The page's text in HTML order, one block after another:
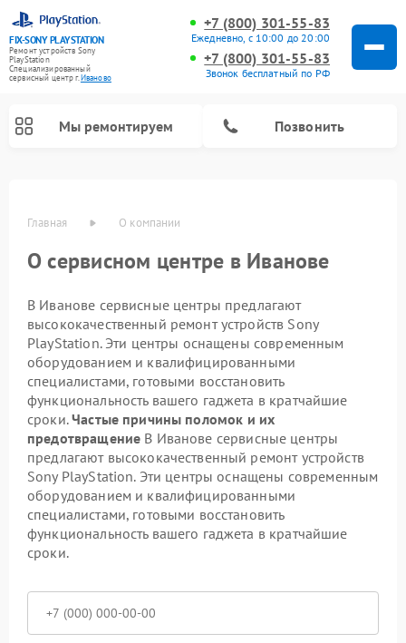
FIX-SONY PLAYSTATION
Ремонт устройств Sony
PlayStation
Специализированный
cервисный центр г.Иваново
+7 (800) 301-55-83
Ежедневно, с 10:00 до 20:00
+7 (800) 301-55-83
Звонок бесплатный по РФ
Мы ремонтируем Позвонить
Главная О компании
О сервисном центре в Иванове
В Иванове сервисные центры предлагают
высококачественный ремонт устройств Sony
PlayStation. Эти центры оснащены современным
оборудованием и квалифицированными
специалистами, готовыми восстановить
функциональность вашего гаджета в кратчайшие
сроки.Частые причины поломок и их
предотвращение В Иванове сервисные центры
предлагают высококачественный ремонт устройств
Sony PlayStation. Эти центры оснащены современным
оборудованием и квалифицированными
специалистами, готовыми восстановить
функциональность вашего гаджета в кратчайшие
сроки.